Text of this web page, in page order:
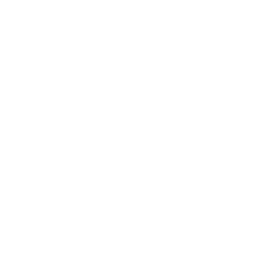
wir erneut einen
sehr schön und
der gut getarnt
wussten, wo wir zuerst
ein voller Erfolg,
Somit haben wir heute
Mal und sonnige
Absprache entschieden